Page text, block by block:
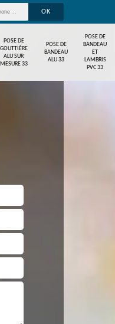
POSE DE
GOUTTIÈRE
ALU SUR
MESURE 33
POSE DE
BANDEAU
ALU 33
POSE DE
BANDEAU
ET
LAMBRIS
PVC 33